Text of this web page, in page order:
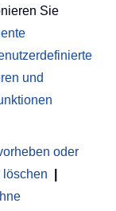
Sie
und
oder
löschen